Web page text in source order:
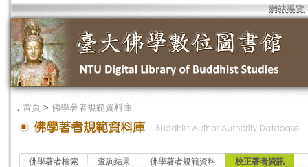
網站導覽
． 首頁 > 佛學著者規範資料庫
佛學著者檢索 查詢結果 佛學著者規範資料 校正著者資訊